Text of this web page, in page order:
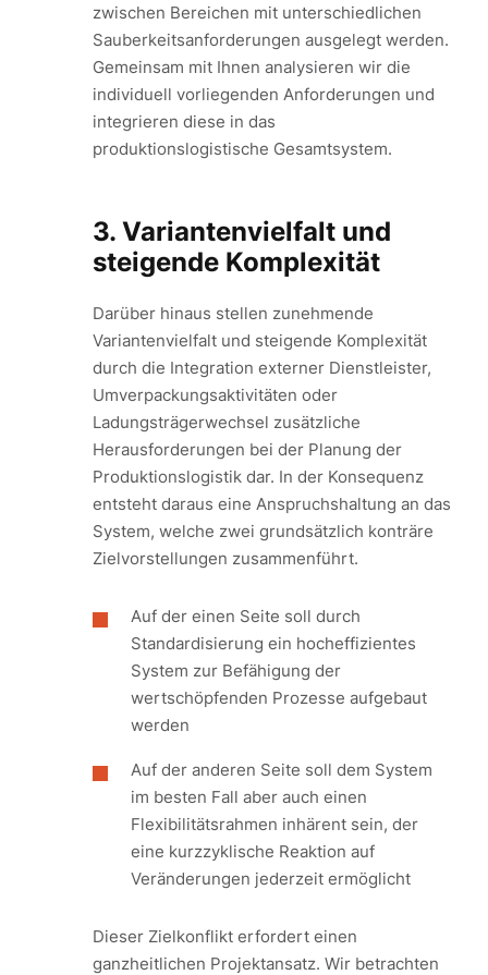
zwischen Bereichen mit unterschiedlichen
Sauberkeitsanforderungen ausgelegt werden.
Gemeinsam mit Ihnen analysieren wir die
individuell vorliegenden Anforderungen und
integrieren diese in das
produktionslogistische Gesamtsystem.
3. Variantenvielfalt und
steigende Komplexität
Darüber hinaus stellen zunehmende
Variantenvielfalt und steigende Komplexität
durch die Integration externer Dienstleister,
Umverpackungsaktivitäten oder
Ladungsträgerwechsel zusätzliche
Herausforderungen bei der Planung der
Produktionslogistik dar. In der Konsequenz
entsteht daraus eine Anspruchshaltung an das
System, welche zwei grundsätzlich konträre
Zielvorstellungen zusammenführt.
Auf der einen Seite soll durch
Standardisierung ein hocheffizientes
System zur Befähigung der
wertschöpfenden Prozesse aufgebaut
werden
Auf der anderen Seite soll dem System
im besten Fall aber auch einen
Flexibilitätsrahmen inhärent sein, der
eine kurzzyklische Reaktion auf
Veränderungen jederzeit ermöglicht
Dieser Zielkonflikt erfordert einen
ganzheitlichen Projektansatz. Wir betrachten